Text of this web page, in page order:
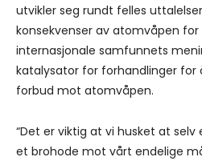
utvikler seg rundt felles
konsekvenser av atomvåpen
internasjonale samfunnets
katalysator for forhandlinger
forbud mot atomvåpen.
“Det er viktig at vi husket at
et brohode mot vårt endelige